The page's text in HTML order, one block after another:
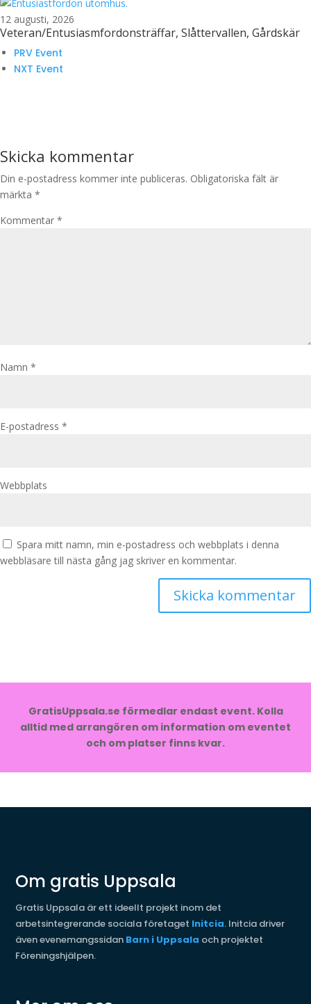
12 augusti, 2026
Veteran/Entusiasmfordonsträffar, Slåttervallen, Gårdskär
PRV Event
NXT Event
Skicka kommentar
Din e-postadress kommer inte publiceras. Obligatoriska fält är
märkta *
Kommentar *
Namn *
E-postadress *
Webbplats
Spara mitt namn, min e-postadress och webbplats i denna
webbläsare till nästa gång jag skriver en kommentar.
GratisUppsala.se förmedlar endast event. Kolla
alltid med arrangören om information om eventet
och om platser finns kvar.
Om gratis Uppsala
Gratis Uppsala är ett ideellt projekt inom det
arbetsintegrerande sociala företaget Initcia. Initcia driver
även evenemangssidan Barn i Uppsala och projektet
Föreningshjälpen.